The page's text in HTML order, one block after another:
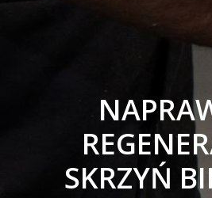
SKRZYŃ